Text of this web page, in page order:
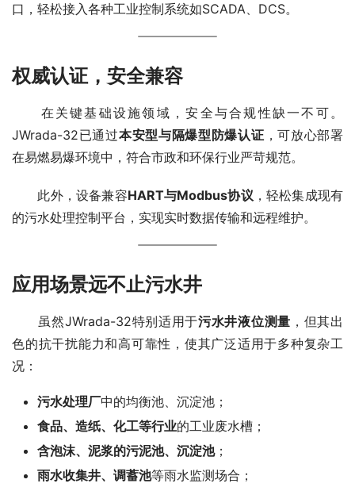
口，轻松接入各种工业控制系统如SCADA、DCS。
权威认证，安全兼容
在关键基础设施领域，安全与合规性缺一不可。
JWrada-32已通过本安型与隔爆型防爆认证 ，可放心部署
在易燃易爆环境中，符合市政和环保行业严苛规范。
此外，设备兼容HART与Modbus协议 ，轻松集成现有
的污水处理控制平台，实现实时数据传输和远程维护。
应用场景远不止污水井
虽然JWrada-32特别适用于污水井液位测量 ，但其出
色的抗干扰能力和高可靠性，使其广泛适用于多种复杂工
况：
污水处理厂中的均衡池、沉淀池；
食品、造纸、化工等行业的工业废水槽；
含泡沫、泥浆的污泥池、沉淀池；
雨水收集井、调蓄池等雨水监测场合；